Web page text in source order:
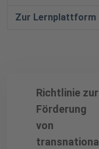
Zur Lernplattform
Richtlinie zur
Förderung
von
transnational